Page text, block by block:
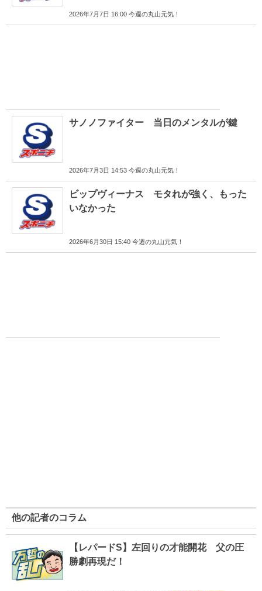
2026年7月7日 16:00 今週の丸山元気！
サノノファイター 当日のメンタルが鍵
2026年7月3日 14:53 今週の丸山元気！
ビップヴィーナス モタれが強く、もった
いなかった
2026年6月30日 15:40 今週の丸山元気！
他の記者のコラム
【レパードS】左回りの才能開花 父の圧
勝劇再現だ！